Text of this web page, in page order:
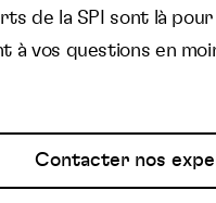
de la SPI sont là
à vos questions en
Contacter nos